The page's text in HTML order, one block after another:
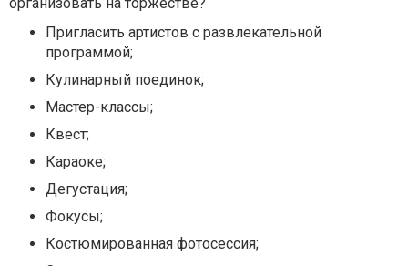
Пригласить артистов с развлекательной
программой;
Кулинарный поединок;
Мастер-классы;
Квест;
Караоке;
Дегустация;
Фокусы;
Костюмированная фотосессия;